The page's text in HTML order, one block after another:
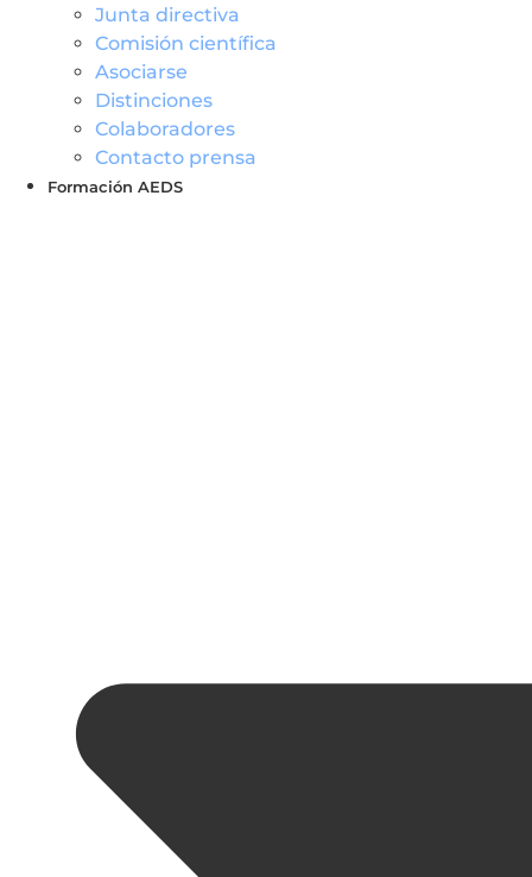
Junta directiva
Comisión científica
Asociarse
Distinciones
Colaboradores
Contacto prensa
Formación AEDS